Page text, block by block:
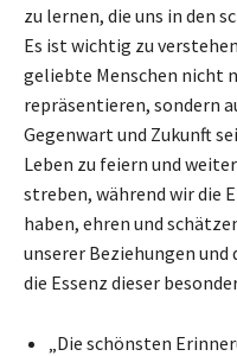
zu lernen, die uns in den
Es ist wichtig zu
geliebte Menschen nicht
repräsentieren, sondern
Gegenwart und Zukunft
Leben zu feiern und
streben, während wir die
haben, ehren und
unserer Beziehungen und
die Essenz dieser
„Die schönsten